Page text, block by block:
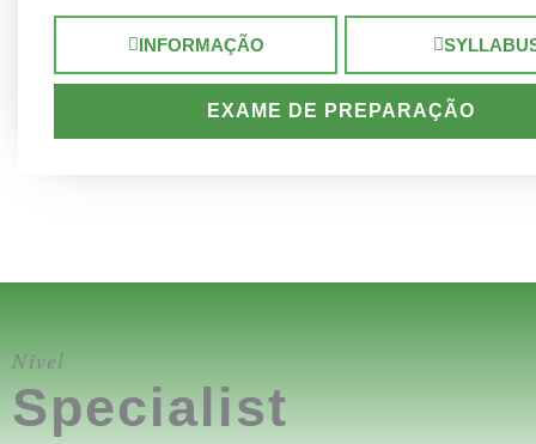
INFORMAÇÃO
EXAME DE PREPARAÇÃO
Nível
Specialist